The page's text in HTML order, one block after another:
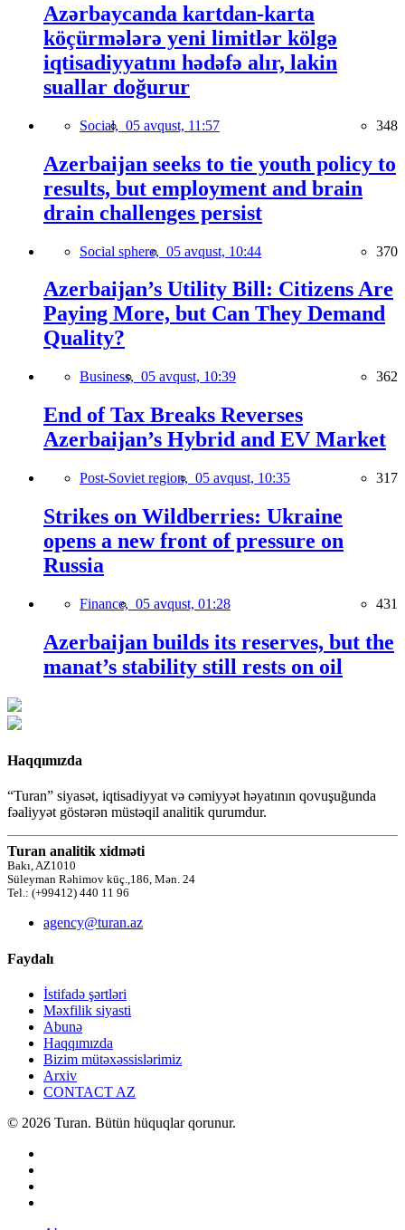
Azərbaycanda kartdan-karta
köçürmələrə yeni limitlər kölgə
iqtisadiyyatını hədəfə alır, lakin
suallar doğurur
Social, 05 avqust, 11:57 348
Azerbaijan seeks to tie youth policy to
results, but employment and brain
drain challenges persist
Social sphere, 05 avqust, 10:44 370
Azerbaijan’s Utility Bill: Citizens Are
Paying More, but Can They Demand
Quality?
Business, 05 avqust, 10:39 362
End of Tax Breaks Reverses
Azerbaijan’s Hybrid and EV Market
Post-Soviet region, 05 avqust, 10:35 317
Strikes on Wildberries: Ukraine
opens a new front of pressure on
Russia
Finance, 05 avqust, 01:28 431
Azerbaijan builds its reserves, but the
manat’s stability still rests on oil
Haqqımızda
“Turan” siyasət, iqtisadiyyat və cəmiyyət həyatının qovuşuğunda
fəaliyyət göstərən müstəqil analitik qurumdur.
Turan analitik xidməti
Bakı, AZ1010
Süleyman Rəhimov küç.,186, Mən. 24
Tel.: (+99412) 440 11 96
agency@turan.az
Faydalı
İstifadə şərtləri
Məxfilik siyasti
Abunə
Haqqımızda
Bizim mütəxəssislərimiz
Arxiv
CONTACT AZ
© 2026 Turan. Bütün hüquqlar qorunur.